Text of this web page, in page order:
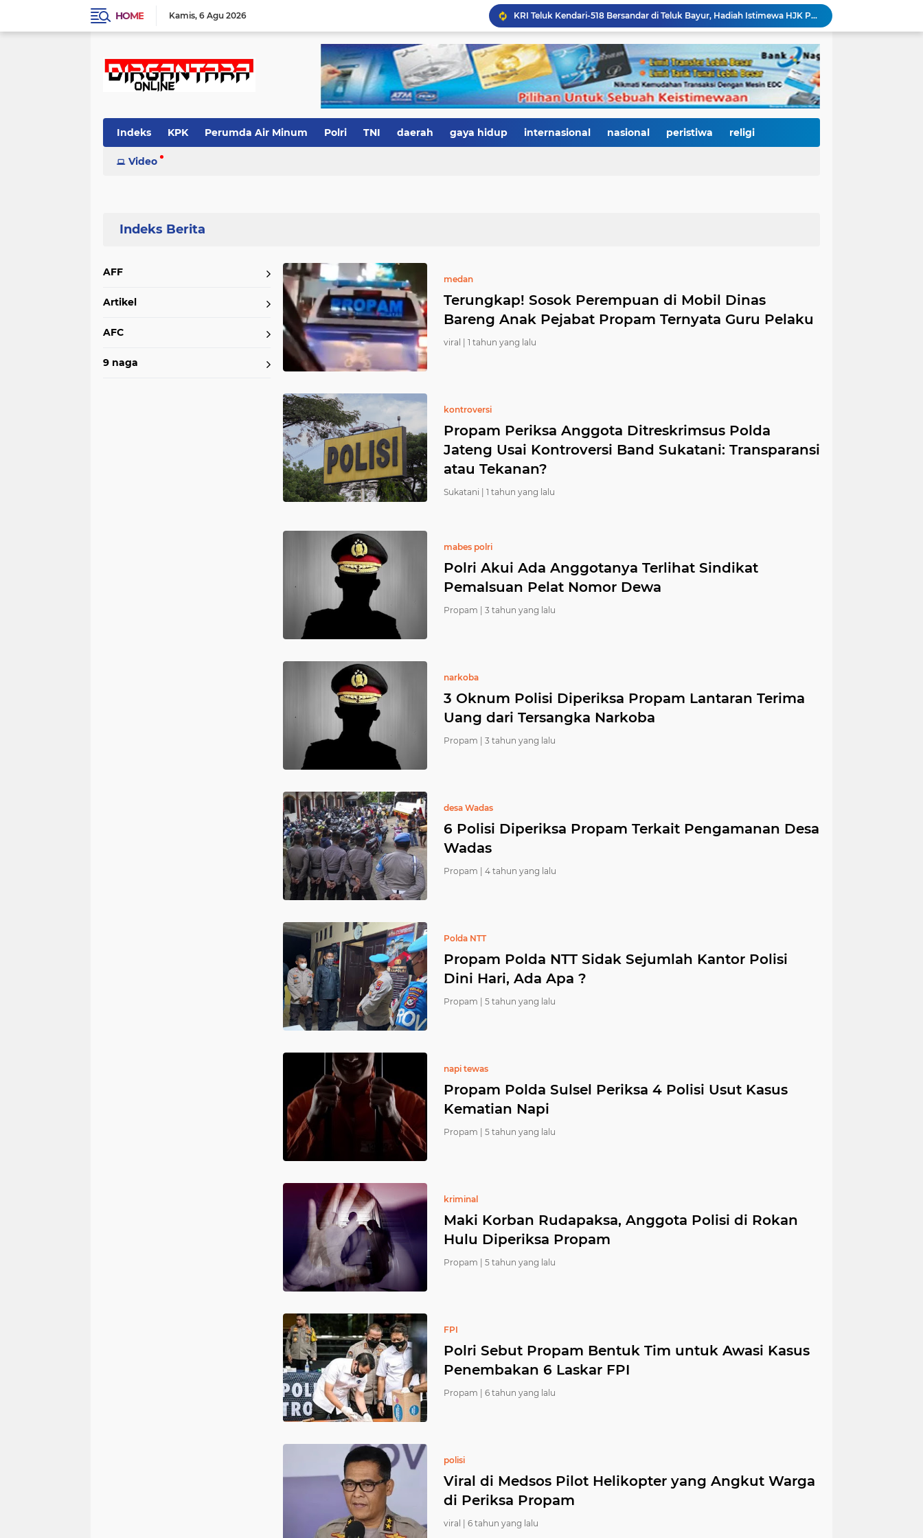
HOME Kamis 6 Agu 2026
KRI Teluk Kendari-518 Bersandar di Teluk Bayur, Hadiah Istimewa HJK Padang ke-357: Warga Diajak Naik Kapal Perang Gratis
International Symposium Kota Tua Padang Gaungkan Kolaborasi Dunia, Fadly Amran Ajak Selamatkan Batang Arau dan Wujudkan Pariwisata Berkelanjutan
2.334 Peserta Padati Auditorium UNP, Fadly Amran Ajak Dunia Pendidikan Bersatu Wujudkan 'Padang Juara' Berdaya Saing Global
3.000 Mahasiswa Baru UNP Ikuti Police Goes To Campus, Ditlantas Polda Sumbar Tanamkan Budaya Tertib Berlalu Lintas Sejak Hari Pertama Kuliah
Open Ship Kapal Teluk Kendari Diprediksi Diserbu Pengunjung, Trans Padang Ubah Rute Koridor 2 dan 4, Tarif Seluruh Koridor Cuma Rp1
Tak Gentar Medan Ekstrem, Tim Trisula Polres Solok Selatan Sisir Sungai Bangko, Police Line Dipasang di Lokasi Dugaan Tambang Emas Ilegal
Janji Bupati Annisa Mulai Terwujud, Pemkab Dharmasraya Benahi Jalan Pulau Punjung–Kampung Surau Sepanjang 5,6 Kilometer
Indeks KPK Perumda Air Minum Polri TNI daerah gaya hidup internasional nasional peristiwa religi
Video
AFF
Artikel
AFC
9 naga
medan
Terungkap! Sosok Perempuan di Mobil Dinas
Bareng Anak Pejabat Propam Ternyata Guru Pelaku
viral | 1 tahun yang lalu
kontroversi
Propam Periksa Anggota Ditreskrimsus Polda
Jateng Usai Kontroversi Band Sukatani: Transparansi
atau Tekanan?
Sukatani | 1 tahun yang lalu
mabes polri
Polri Akui Ada Anggotanya Terlihat Sindikat
Pemalsuan Pelat Nomor Dewa
Propam | 3 tahun yang lalu
narkoba
3 Oknum Polisi Diperiksa Propam Lantaran Terima
Uang dari Tersangka Narkoba
Propam | 3 tahun yang lalu
desa Wadas
6 Polisi Diperiksa Propam Terkait Pengamanan Desa
Wadas
Propam | 4 tahun yang lalu
Polda NTT
Propam Polda NTT Sidak Sejumlah Kantor Polisi
Dini Hari, Ada Apa ?
Propam | 5 tahun yang lalu
napi tewas
Propam Polda Sulsel Periksa 4 Polisi Usut Kasus
Kematian Napi
Propam | 5 tahun yang lalu
kriminal
Maki Korban Rudapaksa, Anggota Polisi di Rokan
Hulu Diperiksa Propam
Propam | 5 tahun yang lalu
FPI
Polri Sebut Propam Bentuk Tim untuk Awasi Kasus
Penembakan 6 Laskar FPI
Propam | 6 tahun yang lalu
polisi
Viral di Medsos Pilot Helikopter yang Angkut Warga
di Periksa Propam
viral | 6 tahun yang lalu